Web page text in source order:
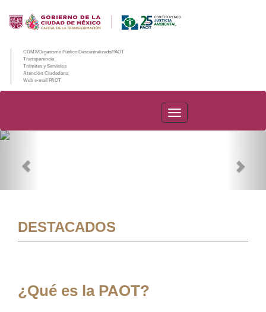
CDMX/Organismo Público Descentralizado/PAOT
Transparencia
Trámites y Servicios
Atención Ciudadana
Web e-mail PAOT
PAOT
DESTACADOS
¿Qué es la PAOT?